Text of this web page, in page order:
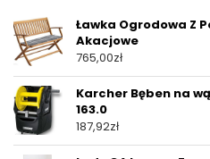
Ławka Ogrodowa Z
Akacjowe
765,00zł
Karcher Bęben na
163.0
187,92zł